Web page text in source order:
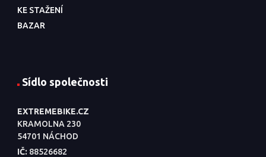
KE STAŽENÍ
BAZAR
Sídlo společnosti
EXTREMEBIKE.CZ
KRAMOLNA 230
54701 NÁCHOD
IČ: 88526682